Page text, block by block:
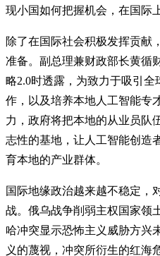
现小国如何把握机会，在国际
除了在国际社会积极发挥贡献
准备。副总理兼财政部长黄循
略2.0时透露，为致力于吸引
作，以及培养本地人工智能专
力，政府将把本地的从业员队
志性的基地，让人工智能创造
育本地的产业群体。
国际地缘政治越来越不稳定，
战。俄乌战争削弱主权国家领
哈冲突显示恐怖主义威胁方兴
义的蔑视，冲突所衍生的红海